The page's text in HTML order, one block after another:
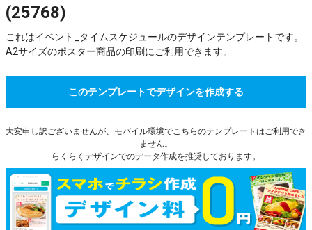
(25768)
これはイベント_タイムスケジュールのデザインテンプレートです。
A2サイズのポスター商品の印刷にご利用できます。
このテンプレートでデザインを作成する
大変申し訳ございませんが、モバイル環境でこちらのテンプレートはご利用でき
ません。
らくらくデザインでのデータ作成を推奨しております。